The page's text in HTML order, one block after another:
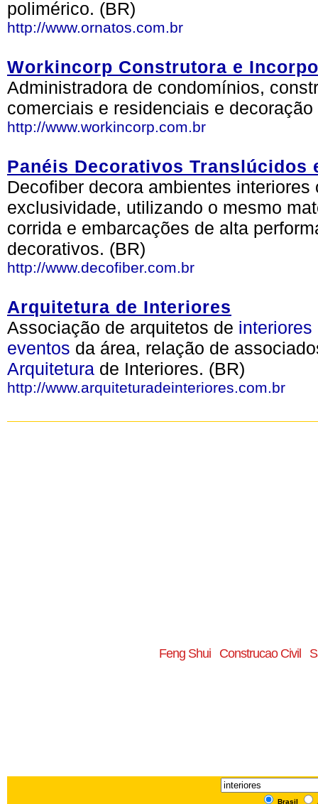
polimérico. (BR)
http://www.ornatos.com.br
Workincorp Construtora e
Administradora de condomínios,
comerciais e residenciais e
http://www.workincorp.com.br
Panéis Decorativos Translúcidos
Decofiber decora ambientes
exclusividade, utilizando o mesmo
corrida e embarcações de alta
decorativos. (BR)
http://www.decofiber.com.br
Arquitetura de Interiores
Associação de arquitetos de interiores
eventos da área, relação de
Arquitetura de Interiores. (BR)
http://www.arquiteturadeinteriores.com.br
Feng Shui Construcao Civil
Brasil